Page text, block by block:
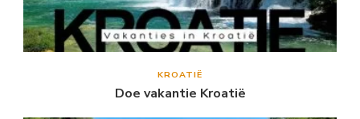
KROATIË
Doe vakantie Kroatië